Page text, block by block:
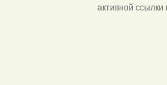
активной ссылки